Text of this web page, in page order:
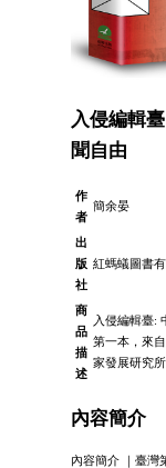
入侵編輯
聞自由
作
者
簡余晏
出
版
社
紅螞蟻圖書
商
品
描
述
入侵編輯臺:
第一本，來
家發展研究
內容簡介
內容簡介 ｜臺灣